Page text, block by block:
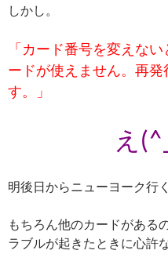
しかし。
「カード番号を変えな
ードが使えません。再
す。」
え
明後日からニューヨーク行
もちろん他のカードがある
ラブルが起きたときに心許な